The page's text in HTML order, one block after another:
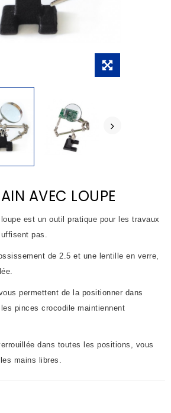
AVEC LOUPE
est un outil pratique pour les travaux
pas.
de 2.5 et une lentille en verre,
permettent de la positionner dans
pinces crocodile maintiennent
dans toutes les positions, vous
mains libres.